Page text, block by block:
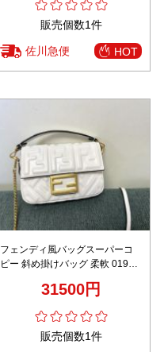
販売個数1件
佐川急便 HOT
フェンディ風バッグスーパーコ
ピー 斜め掛けバッグ 柔軟 0191S
31500円
販売個数1件